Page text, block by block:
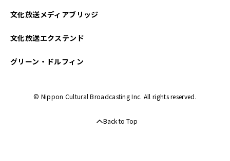
文化放送メディアブリッジ
文化放送エクステンド
グリーン・ドルフィン
© Nippon Cultural Broadcasting Inc. All rights reserved.
Back to Top